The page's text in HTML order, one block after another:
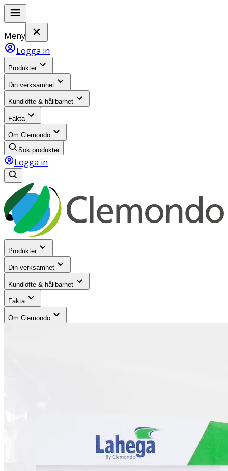
Meny
Logga in
Produkter
Din verksamhet
Kundlöfte & hållbarhet
Fakta
Om Clemondo
Sök produkter
Logga in
Produkter
Din verksamhet
Kundlöfte & hållbarhet
Fakta
Om Clemondo